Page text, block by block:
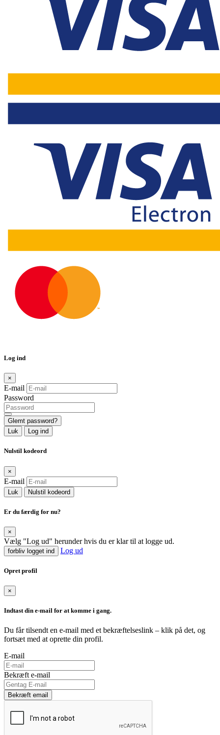
Log ind
×
E-mail
Password
Glemt password?
Luk
Log ind
Nulstil kodeord
×
E-mail
Luk Nulstil kodeord
Er du færdig for nu?
×
Vælg "Log ud" herunder hvis du er klar til at logge ud.
forbliv logget ind Log ud
Opret profil
×
Indtast din e-mail for at komme i gang.
Du får tilsendt en e-mail med et bekræftelseslink – klik på det, og
fortsæt med at oprette din profil.
E-mail
Bekræft e-mail
Bekræft email